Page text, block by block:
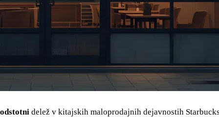
delež v kitajskih maloprodajnih dejavnostih